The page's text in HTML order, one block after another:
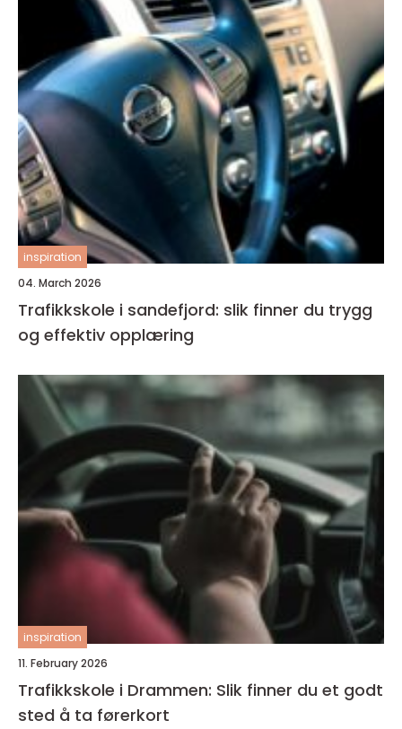
inspiration
04. March 2026
Trafikkskole i sandefjord: slik finner du trygg
og effektiv opplæring
inspiration
11. February 2026
Trafikkskole i Drammen: Slik finner du et godt
sted å ta førerkort